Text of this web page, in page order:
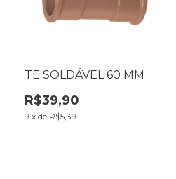
TE SOLDÁVEL 60 MM
R$39,90
9 x de R$5,39